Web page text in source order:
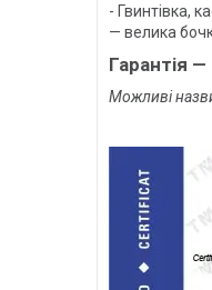
- Гвинтівка,
— велика
Гарантія —
Можливі